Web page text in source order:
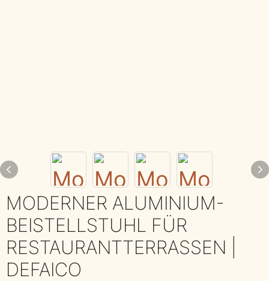
MODERNER ALUMINIUM-
BEISTELLSTUHL FÜR
RESTAURANTTERRASSEN |
DEFAICO